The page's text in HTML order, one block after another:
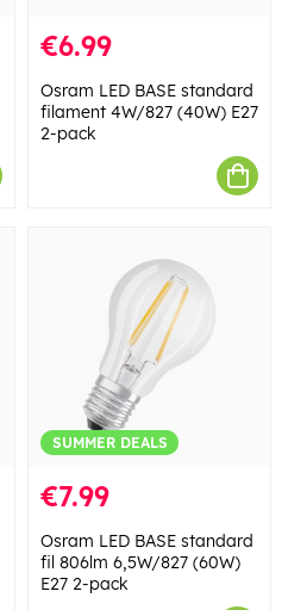
€6.99
Osram LED BASE standard
filament 4W/827 (40W) E27
2-pack
SUMMER DEALS
€7.99
Osram LED BASE standard
fil 806lm 6,5W/827 (60W)
E27 2-pack